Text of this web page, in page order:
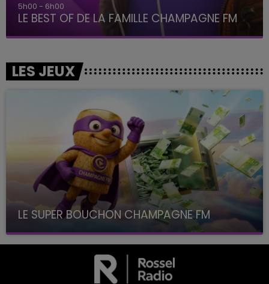
6h00 - 10h00
La Famille
LES JEUX
LE SUPER BOUCHON CHAMPAGNE FM
avec La Famille Champagne FM, à 8H10